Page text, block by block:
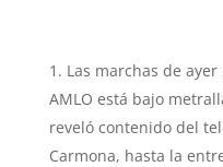
Las marchas de
AMLO está bajo
reveló contenido del
Carmona, hasta la